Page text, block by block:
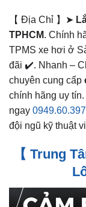
【 Địa Chỉ 】➤
TPHCM. Chính
TPMS xe hơi ở
đãi ✔️. Nhanh –
chuyên cung cấp
chính hãng uy
ngay
đội ngũ kỹ thuật
【 Trung